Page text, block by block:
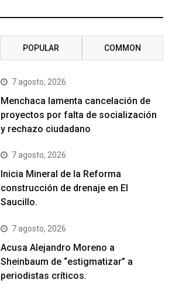
POPULAR COMMON
7 agosto, 2026
Menchaca lamenta cancelación de
proyectos por falta de socialización
y rechazo ciudadano
7 agosto, 2026
Inicia Mineral de la Reforma
construcción de drenaje en El
Saucillo.
7 agosto, 2026
Acusa Alejandro Moreno a
Sheinbaum de “estigmatizar” a
periodistas críticos.